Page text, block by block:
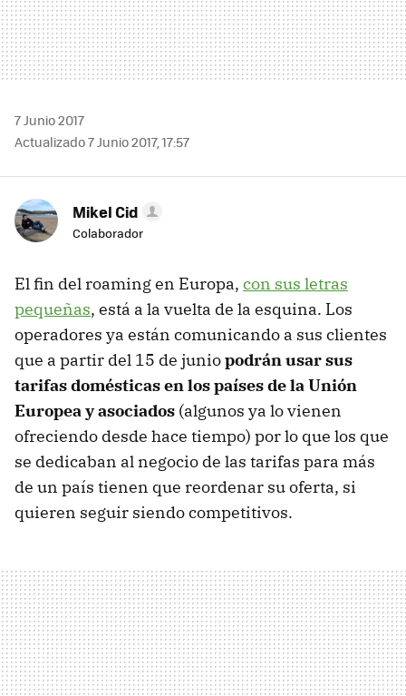
7 Junio 2017
Actualizado 7 Junio 2017, 17:57
Mikel Cid
Colaborador
El fin del roaming en Europa, con sus letras
pequeñas, está a la vuelta de la esquina. Los
operadores ya están comunicando a sus clientes
que a partir del 15 de juniopodrán usar sus
tarifas domésticas en los países de la Unión
Europea y asociados (algunos ya lo vienen
ofreciendo desde hace tiempo) por lo que los que
se dedicaban al negocio de las tarifas para más
de un país tienen que reordenar su oferta, si
quieren seguir siendo competitivos.